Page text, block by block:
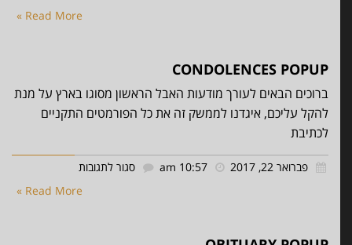
Memorial
Read More »
CONDOLENCES POPUP
ברוכים הבאים לעורך מודעות האבל הראשון מסוגו בארץ על מנת
להקל עליכם, איגדנו לממשק זה את כל הפורמטים התקניים
לכתיבת
פברואר 22, 2017 סגור לתגובות
Condolences
Read More »